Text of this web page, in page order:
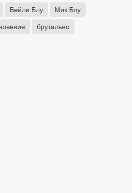
Бейли Блу Мик Блу
брутально